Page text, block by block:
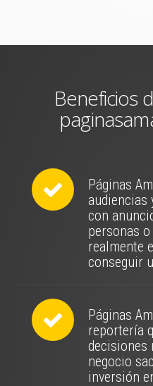
Beneficios
Páginas
audiencias
con
personas
realmente
conseguir
Páginas
reportería
decisiones
negocio
inversión